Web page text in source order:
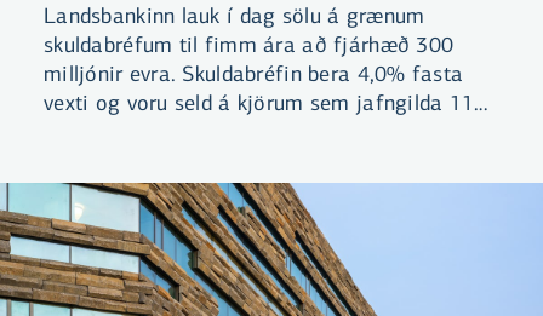
Landsbankinn lauk í dag sölu á grænum
skuldabréfum til fimm ára að fjárhæð 300
milljónir evra. Skuldabréfin bera 4,0% fasta
vexti og voru seld á kjörum sem jafngilda 110